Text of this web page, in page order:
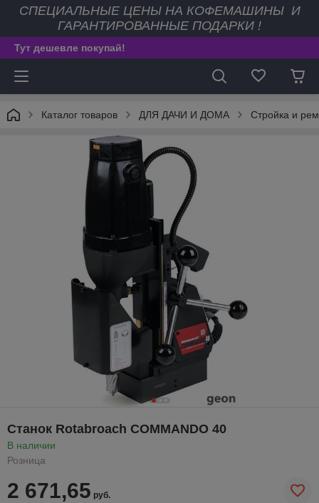
СПЕЦИАЛЬНЫЕ ЦЕНЫ НА КОФЕМАШИНЫ И
ГАРАНТИРОВАННЫЕ ПОДАРКИ !
Тут дешевле покупай!
Каталог товаров ДЛЯ ДАЧИ И ДОМА Стройка и
Станок Rotabroach COMMANDO 40
В наличии
Розница
2 671,65 руб.